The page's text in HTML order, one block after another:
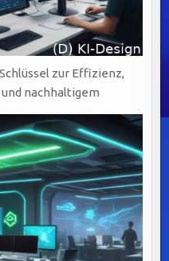
zur Effizienz,
nachhaltigem